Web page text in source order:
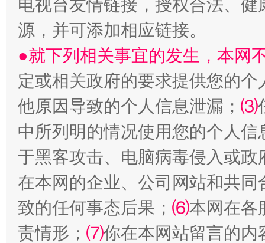
国家大学科技园优化重塑工作
扯下公款旅游的“隐身衣” 如何以
电视台友情链接，授权合法、
源，并可添加相应链接。
●就下列相关事宜的发生，本网
定或相关政府的要求提供您的个
他原因导致的个人信息泄漏； ⑶
中所列明的情况使用您的个人
于黑客攻击、电脑病毒侵入或
在本网的企业、公司网站和共
致的任何事态后果； ⑹本网在各
责情形； ⑺你在本网站留言的内